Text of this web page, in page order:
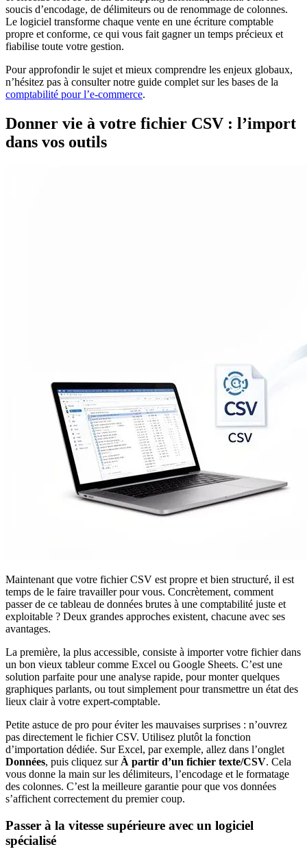
soucis d’encodage, de délimiteurs ou de renommage de colonnes.
Le logiciel transforme chaque vente en une écriture comptable
propre et conforme, ce qui vous fait gagner un temps précieux et
fiabilise toute votre gestion.
Pour approfondir le sujet et mieux comprendre les enjeux globaux,
n’hésitez pas à consulter notre guide complet sur les bases de la
comptabilité pour l’e-commerce.
Donner vie à votre fichier CSV : l’import
dans vos outils
Maintenant que votre fichier CSV est propre et bien structuré, il est
temps de le faire travailler pour vous. Concrètement, comment
passer de ce tableau de données brutes à une comptabilité juste et
exploitable ? Deux grandes approches existent, chacune avec ses
avantages.
La première, la plus accessible, consiste à importer votre fichier dans
un bon vieux tableur comme Excel ou Google Sheets. C’est une
solution parfaite pour une analyse rapide, pour monter quelques
graphiques parlants, ou tout simplement pour transmettre un état des
lieux clair à votre expert-comptable.
Petite astuce de pro pour éviter les mauvaises surprises : n’ouvrez
pas directement le fichier CSV. Utilisez plutôt la fonction
d’importation dédiée. Sur Excel, par exemple, allez dans l’onglet
Données, puis cliquez sur À partir d’un fichier texte/CSV. Cela
vous donne la main sur les délimiteurs, l’encodage et le formatage
des colonnes. C’est la meilleure garantie pour que vos données
s’affichent correctement du premier coup.
Passer à la vitesse supérieure avec un logiciel
spécialisé